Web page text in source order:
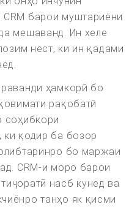
барои муштариёни
мешаванд. Ин хеле
нест, ки ин қадами
ҳамкорӣ бо
рақобатӣ
соҳибкори
қодир ба бозор
бо маржаи
CRM-и моро барои
насб кунед ва
танҳо як қисми